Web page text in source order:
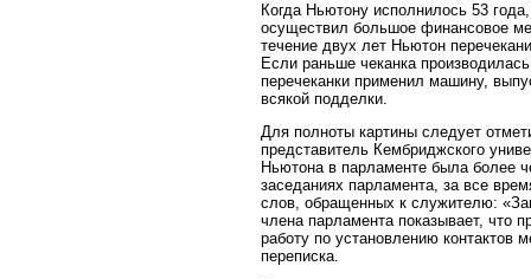
Когда Ньютону исполнилось 53
осуществил большое финансовое
течение двух лет Ньютон
Если раньше чеканка
перечеканки применил машину,
всякой подделки.
Для полноты картины следует
представитель Кембриджского
Ньютона в парламенте была более
заседаниях парламента, за все
слов, обращенных к служителю:
члена парламента показывает, что
работу по установлению контактов
переписка.